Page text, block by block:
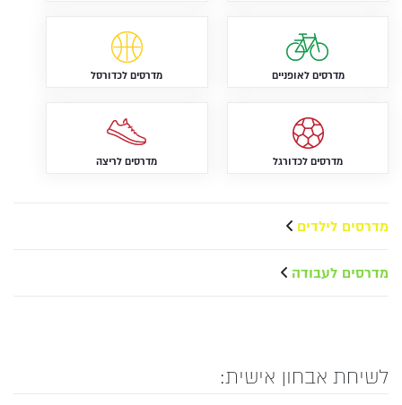
מדרסים לאופניים מדרסים לכדורסל
מדרסים לכדורגל מדרסים לריצה
מדרסים לילדים
מדרסים לעבודה
לשיחת אבחון אישית: